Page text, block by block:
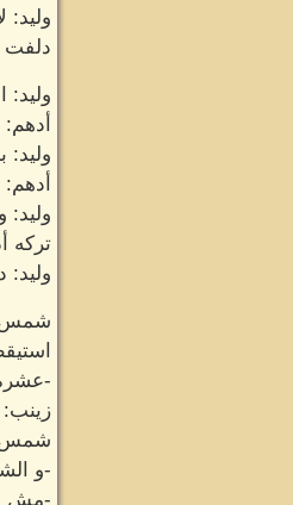
وليد:
دلفت
وليد:
وليد:
وليد:
تركه
وليد:
شمس:
-
زينب:
شمس
-و
-مش